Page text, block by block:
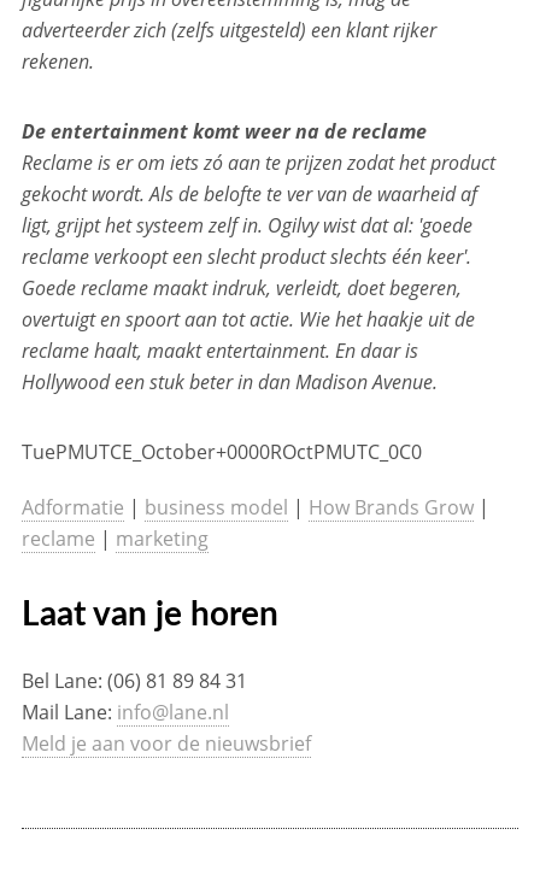
adverteerder zich (zelfs uitgesteld) een klant rijker
rekenen.
De entertainment komt weer na de reclame
Reclame is er om iets zó aan te prijzen zodat het product
gekocht wordt. Als de belofte te ver van de waarheid af
ligt, grijpt het systeem zelf in. Ogilvy wist dat al: 'goede
reclame verkoopt een slecht product slechts één keer'.
Goede reclame maakt indruk, verleidt, doet begeren,
overtuigt en spoort aan tot actie. Wie het haakje uit de
reclame haalt, maakt entertainment. En daar is
Hollywood een stuk beter in dan Madison Avenue.
TuePMUTCE_October+0000ROctPMUTC_0C0
Adformatie | business model | How Brands Grow|
reclame | marketing
Laat van je horen
Bel Lane: (06) 81 89 84 31
Mail Lane: info@lane.nl
Meld je aan voor de nieuwsbrief